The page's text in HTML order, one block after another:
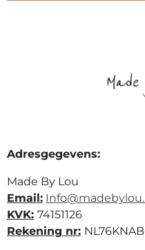
Adresgegevens:
Made By Lou
Email:
KVK: 74151126
Rekening nr: